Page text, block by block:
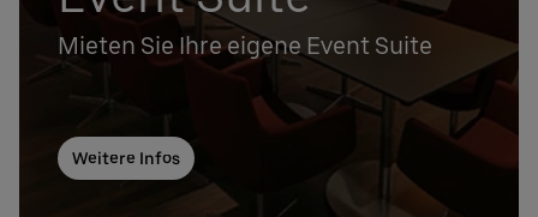
Mieten Sie Ihre eigene Event Suite
Weitere Infos